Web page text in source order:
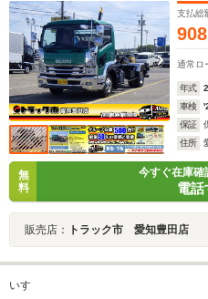
支払総
通常ロ
年式
車検
保証
住所
無
料
今すぐ在庫確
電話
販売店： トラック市 愛知豊田店
いすゞ